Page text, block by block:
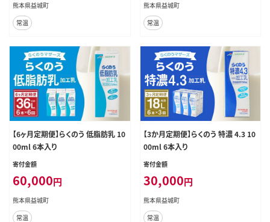
熊本県益城町
常温
熊本県益城町
常温
【6ヶ月定期便】らくのう 低脂肪乳 10
00ml 6本入り
寄付金額
60,000円
熊本県益城町
常温
【3か月定期便】らくのう 特濃 4.3 10
00ml 6本入り
寄付金額
30,000円
熊本県益城町
常温